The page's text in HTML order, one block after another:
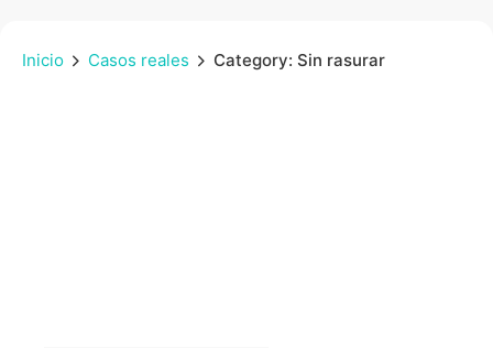
Inicio Casos reales Category: Sin rasurar